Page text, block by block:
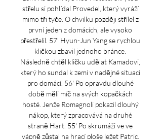
střelu si pohlídal Provedel, který vyráží
mimo tři tyče. O chvilku později střílel z
první jeden z domácích, ale vysoko
přestřelil. 57' Hyun-Jun Yang se rychlou
kličkou zbavil jednoho bránce.
Následně chtěl kličku udělat Kamadovi,
který ho sundal k zemi v nadějné situaci
pro domácí. 56' Po opravdu dlouhé
době měli míč na svých kopačkách
hosté. Jenže Romagnoli pokazil dlouhý
nákop, který zpracovává na druhé
straně Hart. 55' Po skrumáži ve ve
vápně zůstal na hrací ploše ležet Patric.